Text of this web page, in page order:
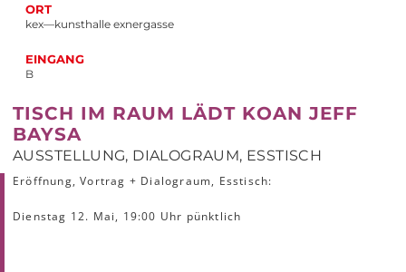
ORT
kex—kunsthalle exnergasse
EINGANG
B
TISCH IM RAUM LÄDT KOAN JEFF
BAYSA
AUSSTELLUNG, DIALOGRAUM, ESSTISCH
Eröffnung, Vortrag + Dialograum, Esstisch:
Dienstag 12. Mai, 19:00 Uhr pünktlich